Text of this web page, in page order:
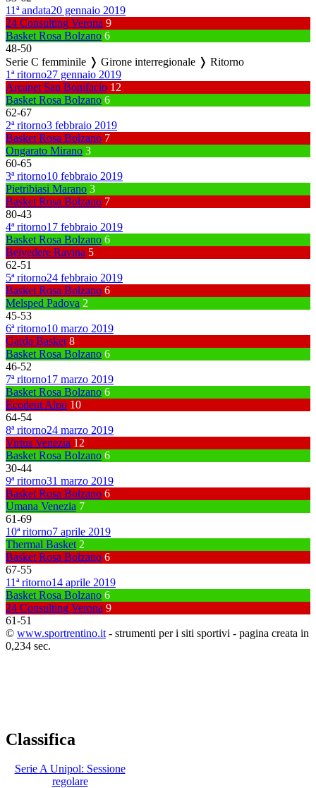
11ª andata20 gennaio 2019
24 Consulting Verona 9
Basket Rosa Bolzano 6
48-50
Serie C femminile ❭ Girone interregionale ❭ Ritorno
1ª ritorno27 gennaio 2019
Arcanet San Bonifacio 12
Basket Rosa Bolzano 6
62-67
2ª ritorno3 febbraio 2019
Basket Rosa Bolzano 7
Ongarato Mirano 3
60-65
3ª ritorno10 febbraio 2019
Pietribiasi Marano 3
Basket Rosa Bolzano 7
80-43
4ª ritorno17 febbraio 2019
Basket Rosa Bolzano 6
Belvedere Ravina 5
62-51
5ª ritorno24 febbraio 2019
Basket Rosa Bolzano 6
Melsped Padova 2
45-53
6ª ritorno10 marzo 2019
Garda Basket 8
Basket Rosa Bolzano 6
46-52
7ª ritorno17 marzo 2019
Basket Rosa Bolzano 6
Ecodent Alpo 10
64-54
8ª ritorno24 marzo 2019
Virtus Venezia 12
Basket Rosa Bolzano 6
30-44
9ª ritorno31 marzo 2019
Basket Rosa Bolzano 6
Umana Venezia 7
61-69
10ª ritorno7 aprile 2019
Thermal Basket 2
Basket Rosa Bolzano 6
67-55
11ª ritorno14 aprile 2019
Basket Rosa Bolzano 6
24 Consulting Verona 9
61-51
© www.sportrentino.it - strumenti per i siti sportivi - pagina creata in
0,234 sec.
Classifica
Serie A Unipol: Sessione
regolare